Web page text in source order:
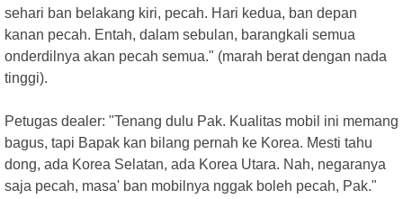
sehari ban belakang kiri, pecah. Hari kedua, ban depan
kanan pecah. Entah, dalam sebulan, barangkali semua
onderdilnya akan pecah semua." (marah berat dengan nada
tinggi).
Petugas dealer: "Tenang dulu Pak. Kualitas mobil ini memang
bagus, tapi Bapak kan bilang pernah ke Korea. Mesti tahu
dong, ada Korea Selatan, ada Korea Utara. Nah, negaranya
saja pecah, masa' ban mobilnya nggak boleh pecah, Pak."